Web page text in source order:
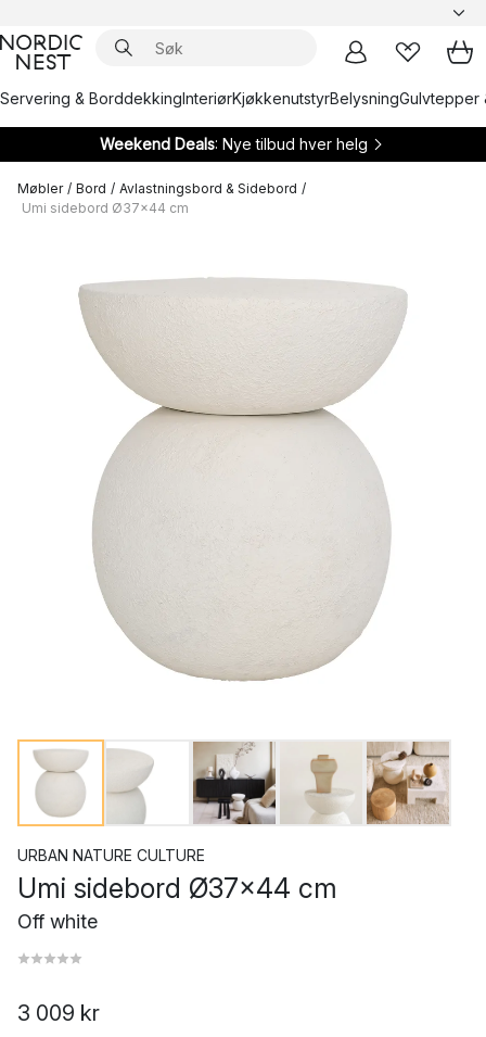
Servering & BorddekkingInteriørKjøkkenutstyrBelysningGulvtepper
Weekend Deals: Nye tilbud hver helg
Møbler / Bord / Avlastningsbord & Sidebord /
Umi sidebord Ø37x44 cm
URBAN NATURE CULTURE
Umi sidebord Ø37x44 cm
Off white
3 009 kr